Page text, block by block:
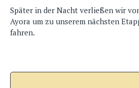
Später in der Nacht verließen wir
Ayora um zu unserem nächsten
fahren.